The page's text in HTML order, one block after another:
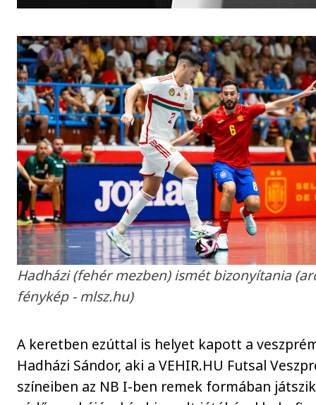
Hadházi (fehér mezben) ismét bizonyítania
fénykép - mlsz.hu)
A keretben ezúttal is helyet kapott a
Hadházi Sándor, aki a VEHIR.HU Futsal
színeiben az NB I-ben remek formában